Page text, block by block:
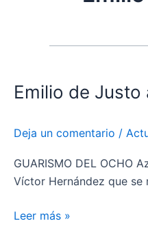
Emilio de Justo
Deja un comentario /
GUARISMO DEL OCHO
Víctor Hernández que
Justo
la
Puerta
Grande
en
Leer más »